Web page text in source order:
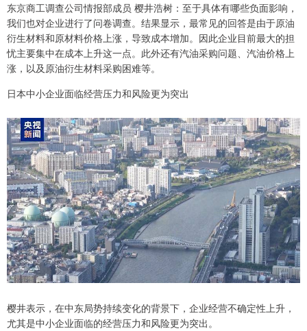
东京商工调查公司情报部成员 樱井浩树：至于具体有哪些负面影响，
我们也对企业进行了问卷调查。结果显示，最常见的回答是由于原油
衍生材料和原材料价格上涨，导致成本增加。因此企业目前最大的担
忧主要集中在成本上升这一点。此外还有汽油采购问题、汽油价格上
涨，以及原油衍生材料采购困难等。
日本中小企业面临经营压力和风险更为突出
樱井表示，在中东局势持续变化的背景下，企业经营不确定性上升，
尤其是中小企业面临的经营压力和风险更为突出。